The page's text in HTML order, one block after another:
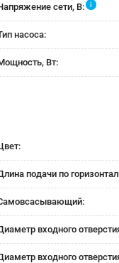
сети, В: i
насоса:
Вт:
подачи по
входного
входного